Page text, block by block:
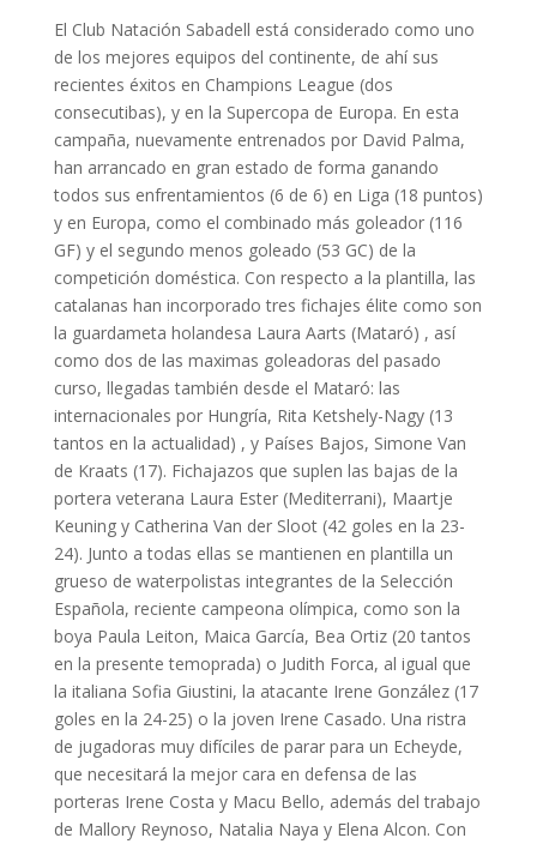
El Club Natación Sabadell está considerado como uno
de los mejores equipos del continente, de ahí sus
recientes éxitos en Champions League (dos
consecutibas), y en la Supercopa de Europa. En esta
campaña, nuevamente entrenados por David Palma,
han arrancado en gran estado de forma ganando
todos sus enfrentamientos (6 de 6) en Liga (18 puntos)
y en Europa, como el combinado más goleador (116
GF) y el segundo menos goleado (53 GC) de la
competición doméstica. Con respecto a la plantilla, las
catalanas han incorporado tres fichajes élite como son
la guardameta holandesa Laura Aarts (Mataró) , así
como dos de las maximas goleadoras del pasado
curso, llegadas también desde el Mataró: las
internacionales por Hungría, Rita Ketshely-Nagy (13
tantos en la actualidad) , y Países Bajos, Simone Van
de Kraats (17). Fichajazos que suplen las bajas de la
portera veterana Laura Ester (Mediterrani), Maartje
Keuning y Catherina Van der Sloot (42 goles en la 23-
24). Junto a todas ellas se mantienen en plantilla un
grueso de waterpolistas integrantes de la Selección
Española, reciente campeona olímpica, como son la
boya Paula Leiton, Maica García, Bea Ortiz (20 tantos
en la presente temoprada) o Judith Forca, al igual que
la italiana Sofia Giustini, la atacante Irene González (17
goles en la 24-25) o la joven Irene Casado. Una ristra
de jugadoras muy difíciles de parar para un Echeyde,
que necesitará la mejor cara en defensa de las
porteras Irene Costa y Macu Bello, además del trabajo
de Mallory Reynoso, Natalia Naya y Elena Alcon. Con